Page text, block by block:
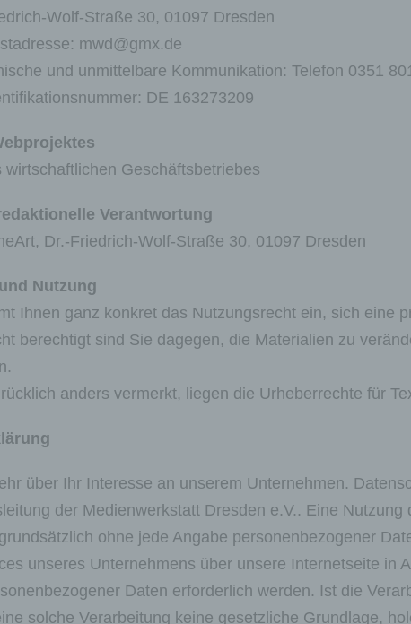
Wolf-Straße 30, 01097 Dresden
mwd@gmx.de
und unmittelbare Kommunikation: Telefon 0351
DE 163273209
wirtschaftlichen Geschäftsbetriebes
Verantwortung
Dr.-Friedrich-Wolf-Straße 30, 01097 Dresden
Nutzung
Ihnen ganz konkret das Nutzungsrecht ein, sich eine
berechtigt sind Sie dagegen, die Materialien zu
anders vermerkt, liegen die Urheberrechte für
über Ihr Interesse an unserem Unternehmen.
der Medienwerkstatt Dresden e.V.. Eine
ohne jede Angabe personenbezogener
unseres Unternehmens über unsere Internetseite in
Daten erforderlich werden. Ist die
solche Verarbeitung keine gesetzliche Grundlage,